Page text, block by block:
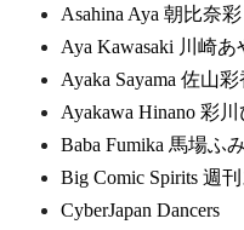
Asahina Aya 朝比奈彩
Aya Kawasaki 川崎あ
Ayaka Sayama 佐山彩
Ayakawa Hinano 彩
Baba Fumika 馬場ふ
Big Comic Spirits 週
CyberJapan Dancers